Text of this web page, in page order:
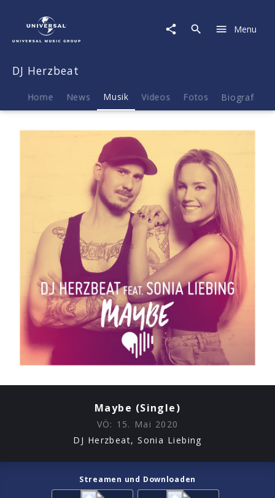
Herzbeat
Musik
Maybe
Menu
DJ Herzbeat
Home News Musik Videos Fotos Biografie
Maybe (Single)
VÖ: 15. Mai 2020
DJ Herzbeat, Sonia Liebing
Streamen und Downloaden